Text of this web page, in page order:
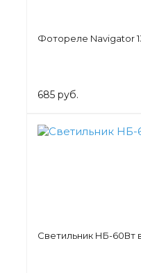
Фотореле Navigator
685 руб.
Светильник НБ-60Вт